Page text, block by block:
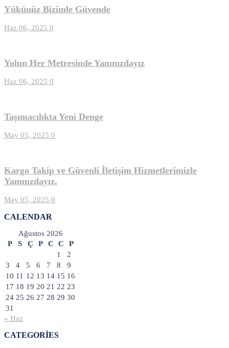
Yükünüz Bizimle Güvende
Haz 06, 2025 0
Yolun Her Metresinde Yanınızdayız
Haz 06, 2025 0
Taşımacılıkta Yeni Denge
May 05, 2025 0
Kargo Takip ve Güvenli İletişim Hizmetlerimizle
Yanınızdayız.
May 05, 2025 0
CALENDAR
Ağustos 2026
P
S Ç P C C
P
1
2
3
4 5 6 7 8
9
10 11 12 13 14 15 16
17 18 19 20 21 22 23
24 25 26 27 28 29 30
31
« Haz
CATEGORIES